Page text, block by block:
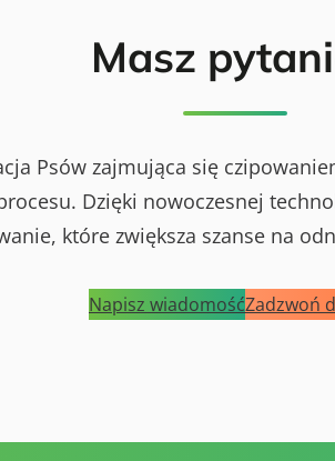
Masz
Psów zajmująca się
Dzięki nowoczesnej
które zwiększa szanse na
Napisz wiadomośćZadzwoń